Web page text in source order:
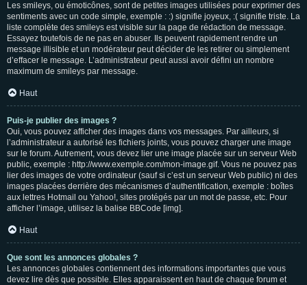
Les smileys, ou émoticônes, sont de petites images utilisées pour exprimer des
sentiments avec un code simple, exemple : :) signifie joyeux, :( signifie triste. La
liste complète des smileys est visible sur la page de rédaction de message.
Essayez toutefois de ne pas en abuser. Ils peuvent rapidement rendre un
message illisible et un modérateur peut décider de les retirer ou simplement
d’effacer le message. L’administrateur peut aussi avoir défini un nombre
maximum de smileys par message.
Haut
Puis-je publier des images ?
Oui, vous pouvez afficher des images dans vos messages. Par ailleurs, si
l’administrateur a autorisé les fichiers joints, vous pouvez charger une image
sur le forum. Autrement, vous devez lier une image placée sur un serveur Web
public, exemple : http://www.exemple.com/mon-image.gif. Vous ne pouvez pas
lier des images de votre ordinateur (sauf si c’est un serveur Web public) ni des
images placées derrière des mécanismes d’authentification, exemple : boîtes
aux lettres Hotmail ou Yahoo!, sites protégés par un mot de passe, etc. Pour
afficher l’image, utilisez la balise BBCode [img].
Haut
Que sont les annonces globales ?
Les annonces globales contiennent des informations importantes que vous
devez lire dès que possible. Elles apparaissent en haut de chaque forum et